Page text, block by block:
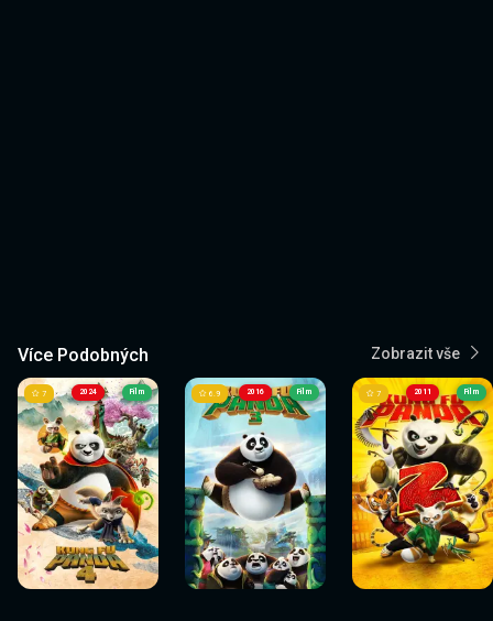
Více Podobných Zobrazit vše
2024
Sledovat
nyní
7 Film
Sledovat
nyní
2016
Sledovat
nyní
6.9 Film
Sledovat
nyní
2011
Sledovat
nyní
7 Film
Sledovat
nyní